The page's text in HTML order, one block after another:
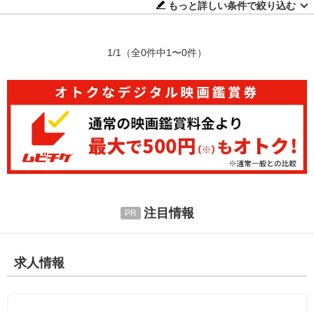
もっと詳しい条件で絞り込む
1/1 （全0件中1〜0件）
注目情報
求人情報